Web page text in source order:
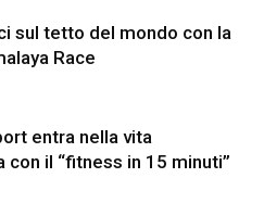
sul tetto del mondo con la
Race
entra nella vita
con il “fitness in 15 minuti”